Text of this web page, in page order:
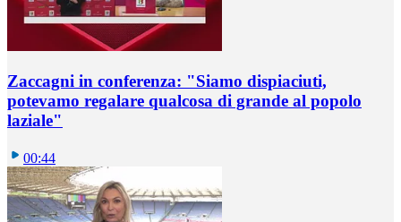
Zaccagni in conferenza: "Siamo dispiaciuti,
potevamo regalare qualcosa di grande al popolo
laziale"
00:44